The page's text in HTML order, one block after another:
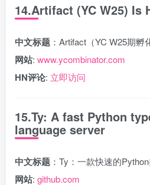
14.Artifact (YC W25) Is
中文标题 ：Artifact（YC W25期
网站: www.ycombinator.com
HN评论: 立即访问
15.Ty: A fast Python
language server
中文标题 ：Ty：一款快速的
网站: github.com